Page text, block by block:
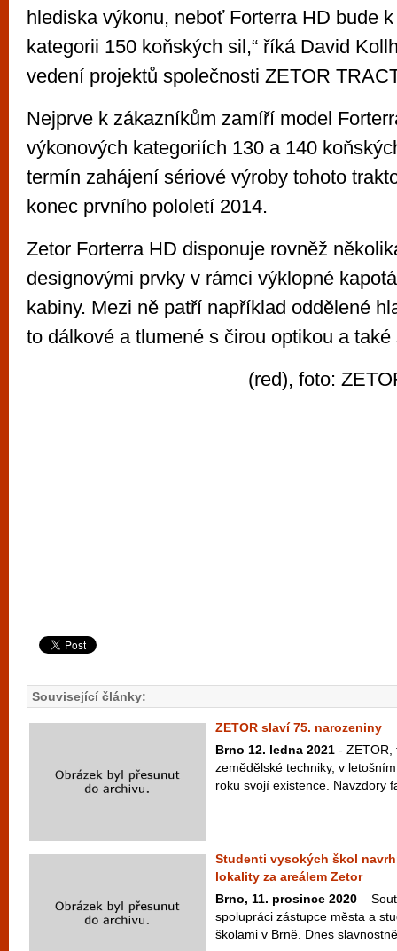
hlediska výkonu, neboť Forterra HD bude
kategorii 150 koňských sil,“ říká David
vedení projektů společnosti ZETOR
Nejprve k zákazníkům zamíří model
výkonových kategoriích 130 a 140
termín zahájení sériové výroby tohoto
konec prvního pololetí 2014.
Zetor Forterra HD disponuje rovněž
designovými prvky v rámci výklopné
kabiny. Mezi ně patří například oddělené
to dálkové a tlumené s čirou optikou a
(red), foto:
Související články:
ZETOR slaví 75. narozeniny
Brno 12. ledna 2021 - ZETOR,
zemědělské techniky, v
roku svojí existence. Navzdory
Studenti vysokých škol
lokality za areálem Zetor
Brno, 11. prosince 2020 –
spolupráci zástupce města a
školami v Brně. Dnes